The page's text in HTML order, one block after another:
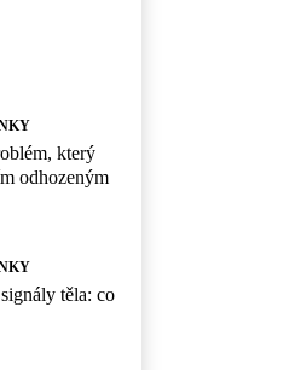
který
odhozeným
těla: co